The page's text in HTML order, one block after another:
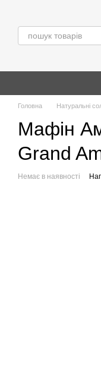
Головна Натуральні
Мафін
Grand
Немає в наявності